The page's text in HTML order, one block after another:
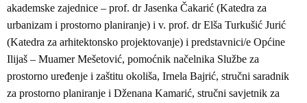
akademske zajednice – prof. dr Jasenka Čakarić (Katedra za
urbanizam i prostorno planiranje) i v. prof. dr Elša Turkušić Jurić
(Katedra za arhitektonsko projektovanje) i predstavnici/e Općine
Ilijaš – Muamer Mešetović, pomoćnik načelnika Službe za
prostorno uređenje i zaštitu okoliša, Irnela Bajrić, stručni saradnik
za prostorno planiranje i Dženana Kamarić, stručni savjetnik za